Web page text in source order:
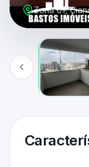
Zona 01,